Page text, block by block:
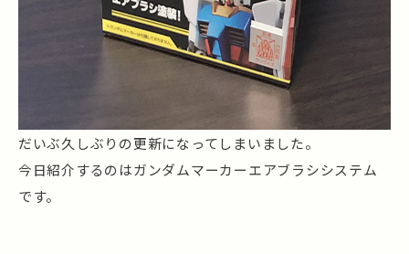
だいぶ久しぶりの更新になってしまいました。
今日紹介するのはガンダムマーカーエアブラシシステム
です。